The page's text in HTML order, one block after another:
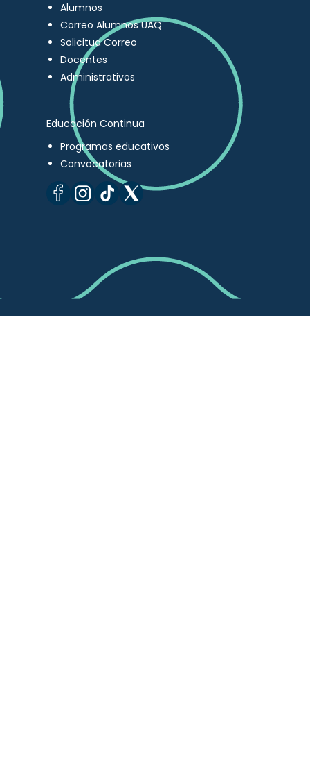
Alumnos
Correo Alumnos UAQ
Solicitud Correo
Docentes
Administrativos
Educación Continua
Programas educativos
Convocatorias